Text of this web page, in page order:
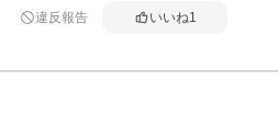
違反報告
いいね1